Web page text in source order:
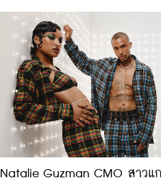
Natalie Guzman CMO สาวแ